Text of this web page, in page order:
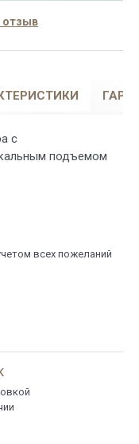
отзыв
с
подъемом
всех пожеланий